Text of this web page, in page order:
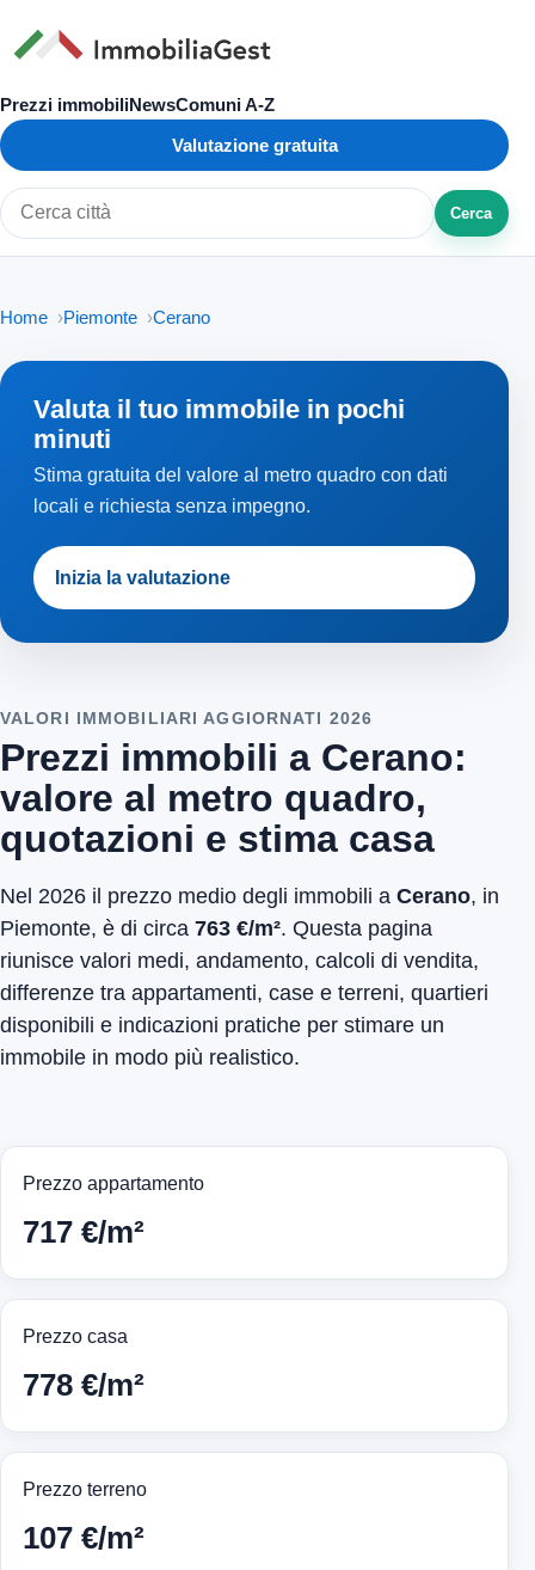
Prezzi immobiliNewsComuni A-Z
Valutazione gratuita
Cerca città o zona
Cerca
Home Piemonte Cerano
Valuta il tuo immobile in pochi
minuti
Stima gratuita del valore al metro quadro con dati
locali e richiesta senza impegno.
Inizia la valutazione
VALORI IMMOBILIARI AGGIORNATI 2026
Prezzi immobili a Cerano:
valore al metro quadro,
quotazioni e stima casa
Nel 2026 il prezzo medio degli immobili a Cerano, in
Piemonte, è di circa 763 €/m². Questa pagina
riunisce valori medi, andamento, calcoli di vendita,
differenze tra appartamenti, case e terreni, quartieri
disponibili e indicazioni pratiche per stimare un
immobile in modo più realistico.
Prezzo appartamento
717 €/m²
Prezzo casa
778 €/m²
Prezzo terreno
107 €/m²